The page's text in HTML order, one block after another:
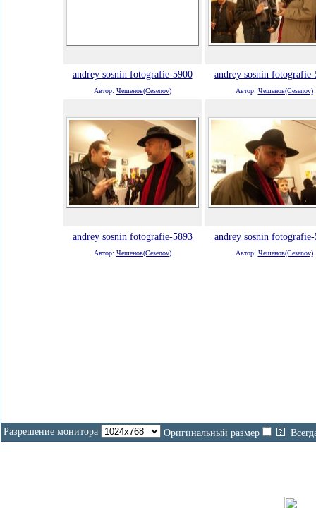
andrey sosnin fotografie-5900 andrey sosnin fotografie-
Автор: Чешенов(Cesenov) Автор: Чешенов(Cesenov)
andrey sosnin fotografie-5893 andrey sosnin fotografie-
Автор: Чешенов(Cesenov) Автор: Чешенов(Cesenov)
Разрешение монитора Оригинальный размер